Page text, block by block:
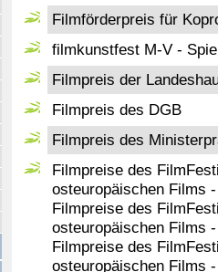
Filmförderpreis für
filmkunstfest M-V -
Filmpreis der
Filmpreis des DGB
Filmpreis des
Filmpreise des
osteuropäischen Films
Filmpreise des
osteuropäischen Films
Filmpreise des
osteuropäischen Films